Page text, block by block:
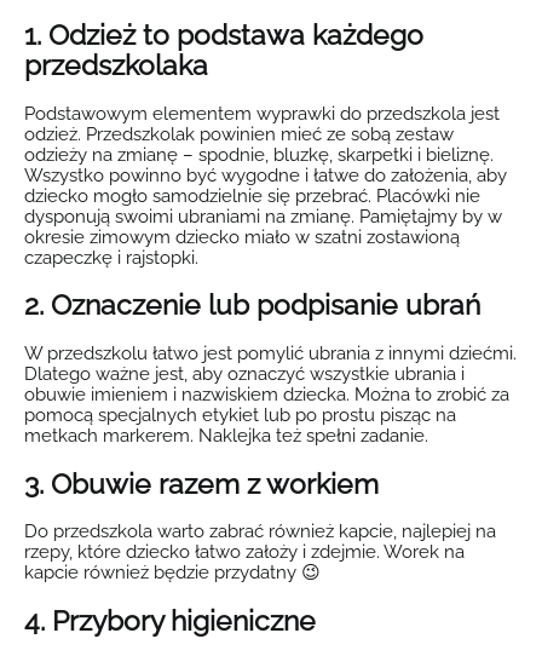
1. Odzież to podstawa każdego
przedszkolaka
Podstawowym elementem wyprawki do przedszkola jest
odzież. Przedszkolak powinien mieć ze sobą zestaw
odzieży na zmianę – spodnie, bluzkę, skarpetki i bieliznę.
Wszystko powinno być wygodne i łatwe do założenia, aby
dziecko mogło samodzielnie się przebrać. Placówki nie
dysponują swoimi ubraniami na zmianę. Pamiętajmy by w
okresie zimowym dziecko miało w szatni zostawioną
czapeczkę i rajstopki.
2. Oznaczenie lub podpisanie ubrań
W przedszkolu łatwo jest pomylić ubrania z innymi dziećmi.
Dlatego ważne jest, aby oznaczyć wszystkie ubrania i
obuwie imieniem i nazwiskiem dziecka. Można to zrobić za
pomocą specjalnych etykiet lub po prostu pisząc na
metkach markerem. Naklejka też spełni zadanie.
3. Obuwie razem z workiem
Do przedszkola warto zabrać również kapcie, najlepiej na
rzepy, które dziecko łatwo założy i zdejmie. Worek na
kapcie również będzie przydatny 😉
4. Przybory higieniczne